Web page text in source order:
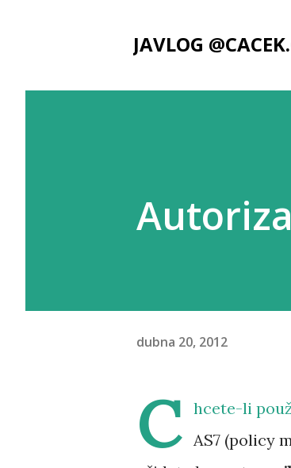
JAVLOG
dubna 20, 2012
C
hcete-li
AS7 (policy